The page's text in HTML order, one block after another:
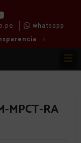
whatsapp
MPCT-RA